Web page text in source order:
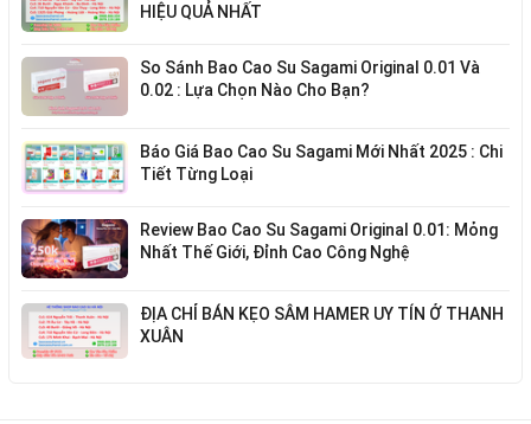
HIỆU QUẢ NHẤT
So Sánh Bao Cao Su Sagami Original 0.01 Và
0.02 : Lựa Chọn Nào Cho Bạn?
Báo Giá Bao Cao Su Sagami Mới Nhất 2025 : Chi
Tiết Từng Loại
Review Bao Cao Su Sagami Original 0.01: Mỏng
Nhất Thế Giới, Đỉnh Cao Công Nghệ
ĐỊA CHỈ BÁN KẸO SÂM HAMER UY TÍN Ở THANH
XUÂN